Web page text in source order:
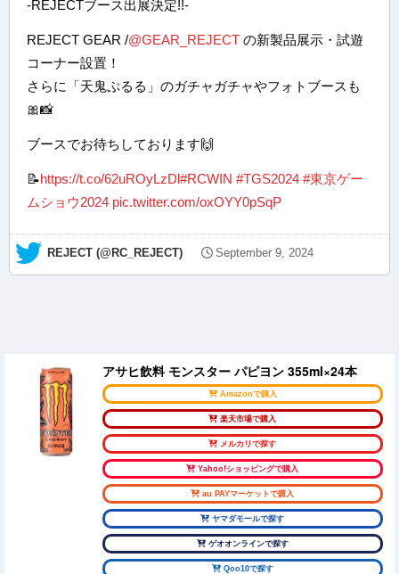
-REJECTブース出展決定!!-
REJECT GEAR /@GEAR_REJECT の新製品展示・試遊
コーナー設置！
さらに「天鬼ぷるる」のガチャガチャやフォトブースも
🎀📸
ブースでお待ちしております🙌
📝https://t.co/62uROyLzDl#RCWIN #TGS2024 #東京ゲー
ムショウ2024 pic.twitter.com/oxOYY0pSqP
— REJECT (@RC_REJECT) September 9, 2024
アサヒ飲料 モンスター パピヨン 355ml×24本
Amazonで購入
楽天市場で購入
メルカリで探す
Yahoo!ショッピングで購入
au PAYマーケットで購入
ヤマダモールで探す
ゲオオンラインで探す
Qoo10で探す